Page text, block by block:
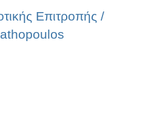
Επιτροπής /